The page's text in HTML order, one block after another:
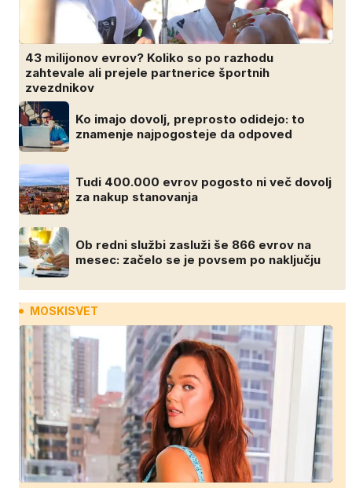
43 milijonov evrov? Koliko so po razhodu
zahtevale ali prejele partnerice športnih
zvezdnikov
Ko imajo dovolj, preprosto odidejo: to
znamenje najpogosteje da odpoved
Tudi 400.000 evrov pogosto ni več dovolj
za nakup stanovanja
Ob redni službi zasluži še 866 evrov na
mesec: začelo se je povsem po naključju
MOSKISVET